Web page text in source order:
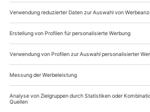
Umgekehrt werden Fehler
offengelegt. Trotzdem war
Theatersommer schon deshalb ein
Schuld und Sünde
Die lettische Nationaloper in Riga
«Die Erbin von Vilkaci» auf die Bühne